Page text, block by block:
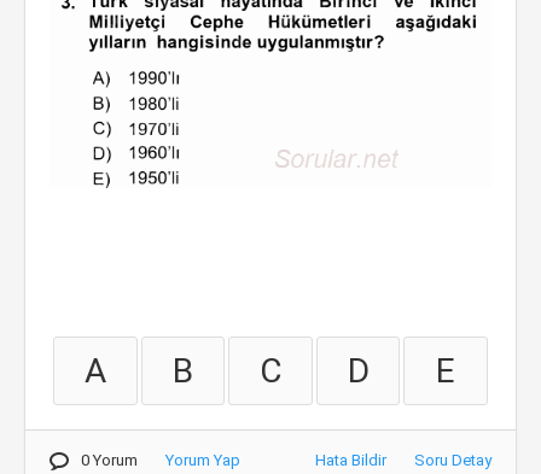
A B C D E
0 Yorum Yorum Yap Hata Bildir Soru Detay